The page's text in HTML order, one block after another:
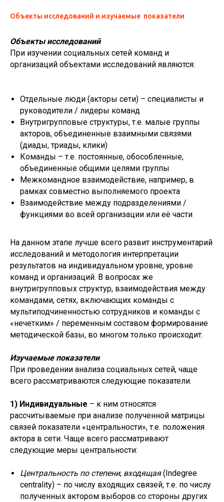
Объекты исследований и изучаемые показатели
Объекты исследований
При изучении социальных сетей команд и
организаций объектами исследований являются:
Отдельные люди (акторы сети) – специалисты и
руководители / лидеры команд
Внутригрупповые структуры, т.е. малые группы
акторов, объединенные взаимными связями
(диады, триады, клики)
Команды – т.е. постоянные, обособленные,
объединенные общими целями группы
Межкомандное взаимодействие, например, в
рамках совместно выполняемого проекта
Взаимодействие между подразделениями /
функциями во всей организации или её части
На данном этапе лучше всего развит инструментарий
исследований и методология интерпретации
результатов на индивидуальном уровне, уровне
команд и организаций. В вопросах же
внутригрупповых структур, взаимодействия между
командами, сетях, включающих команды с
мультиподчиненностью сотрудников и команды с
«нечетким» / переменным составом формирование
методической базы, во многом только происходит.
Изучаемые показатели
При проведении анализа социальных сетей, чаще
всего рассматриваются следующие показатели.
1) Индивидуальные – к ним относятся
рассчитываемые при анализе полученной матрицы
связей показатели «центральности», т.е. положения
актора в сети. Чаще всего рассматривают
следующие меры центральности:
Центральность по степени, входящая(Indegree
centrality) – по числу входящих связей, т.е. по числу
полученных актором выборов со стороны других